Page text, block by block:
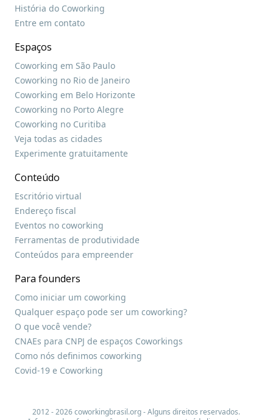
História do Coworking
Entre em contato
Espaços
Coworking em São Paulo
Coworking no Rio de Janeiro
Coworking em Belo Horizonte
Coworking no Porto Alegre
Coworking no Curitiba
Veja todas as cidades
Experimente gratuitamente
Conteúdo
Escritório virtual
Endereço fiscal
Eventos no coworking
Ferramentas de produtividade
Conteúdos para empreender
Para founders
Como iniciar um coworking
Qualquer espaço pode ser um coworking?
O que você vende?
CNAEs para CNPJ de espaços Coworkings
Como nós definimos coworking
Covid-19 e Coworking
2012 - 2026 coworkingbrasil.org - Alguns direitos reservados.